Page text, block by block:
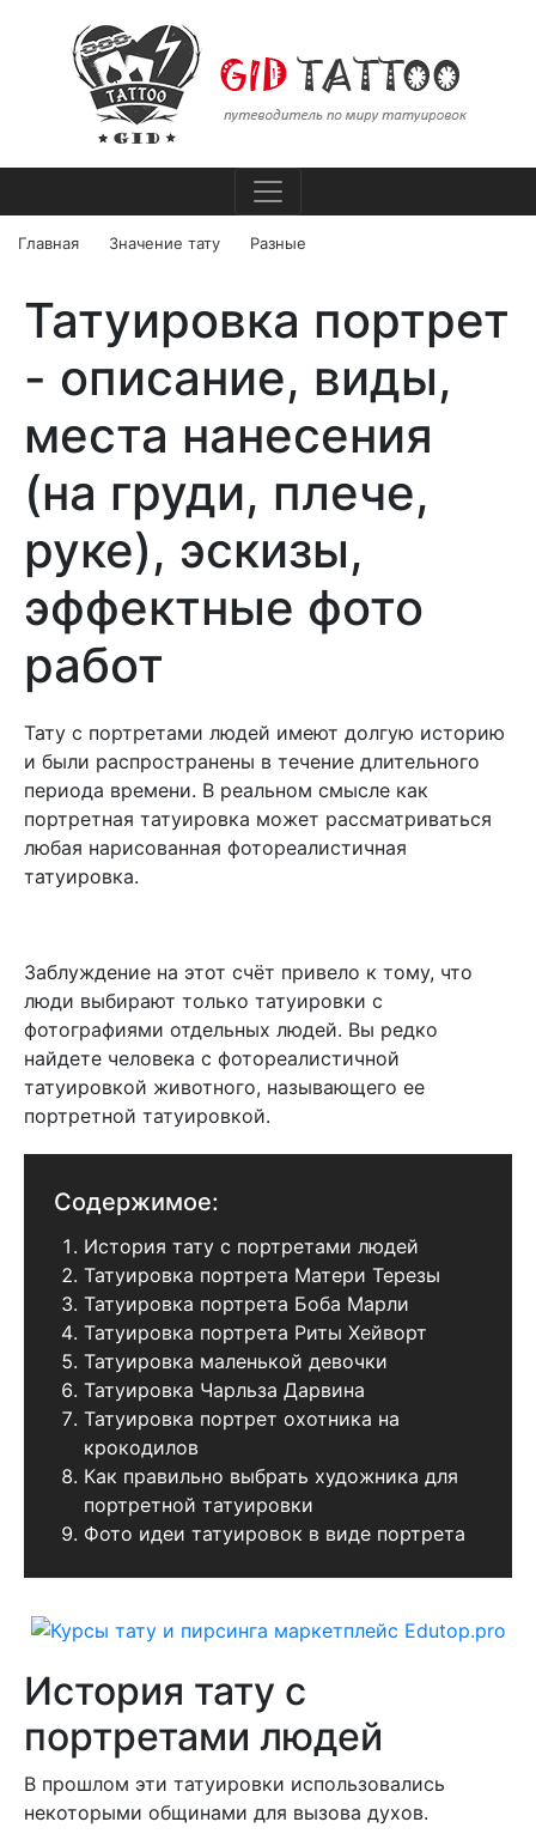
Главная Значение тату Разные
Татуировка портрет
- описание, виды,
места нанесения
(на груди, плече,
руке), эскизы,
эффектные фото
работ
Тату с портретами людей имеют долгую историю
и были распространены в течение длительного
периода времени. В реальном смысле как
портретная татуировка может рассматриваться
любая нарисованная фотореалистичная
татуировка.
Заблуждение на этот счёт привело к тому, что
люди выбирают только татуировки с
фотографиями отдельных людей. Вы редко
найдете человека с фотореалистичной
татуировкой животного, называющего ее
портретной татуировкой.
Содержимое:
История тату с портретами людей
Татуировка портрета Матери Терезы
Татуировка портрета Боба Марли
Татуировка портрета Риты Хейворт
Татуировка маленькой девочки
Татуировка Чарльза Дарвина
Татуировка портрет охотника на
крокодилов
Как правильно выбрать художника для
портретной татуировки
Фото идеи татуировок в виде портрета
История тату с
портретами людей
В прошлом эти татуировки использовались
некоторыми общинами для вызова духов.